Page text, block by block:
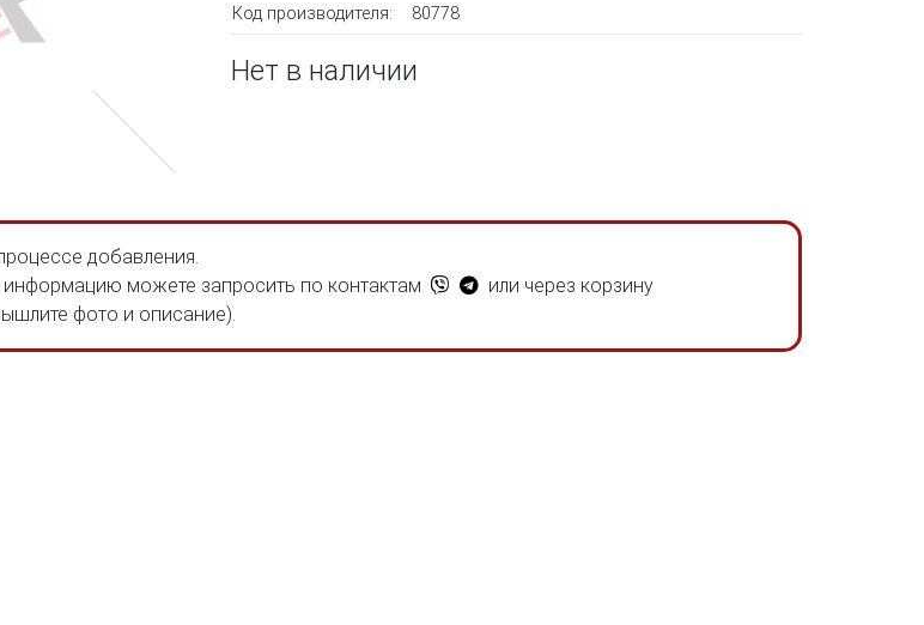
Код производителя:
80778
Нет в наличии
добавления.
можете запросить по контактам
или через корзину
фото и описание).